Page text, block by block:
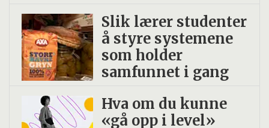
Slik lærer studenter
å styre systemene
som holder
samfunnet i gang
Hva om du kunne
«gå opp i level»